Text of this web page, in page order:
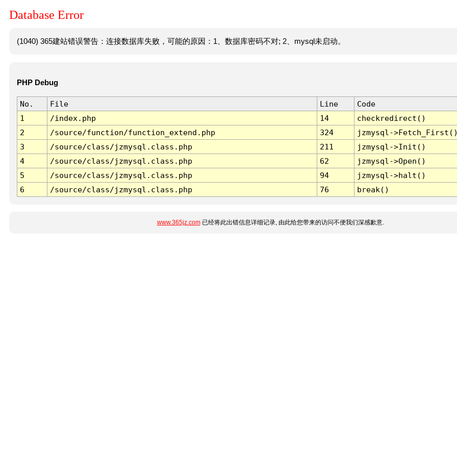
Database Error
(1040) 365建站错误警告：连接数据库失败，可能的原因：1、数据库密码不对; 2、mysql未启动。
PHP Debug
No. File Line
Code
1
/index.php 14
checkredirect()
2
/source/function/function_extend.php 324
jzmysql-
3
/source/class/jzmysql.class.php 211
jzmysql->Init()
4
/source/class/jzmysql.class.php 62
jzmysql->Open()
5
/source/class/jzmysql.class.php 94
jzmysql->halt()
6
/source/class/jzmysql.class.php 76 break()
www.365jz.com已经将此出错信息详细记录, 由此给您带来的访问不便我们深感歉意.